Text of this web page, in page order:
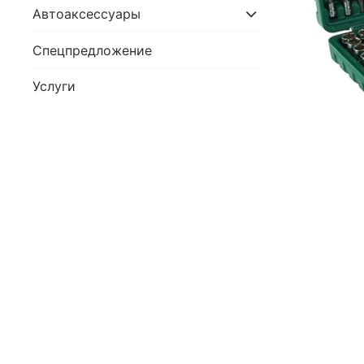
Автоаксессуары
Спецпредложение
Услуги